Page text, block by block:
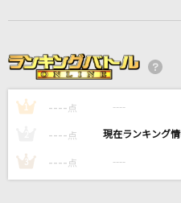
PERFECT HUMAN
キミダケファースト
シクフォニ
米津玄師
1 ---- 点 ----
---- 点 ----
3 ---- 点 ----